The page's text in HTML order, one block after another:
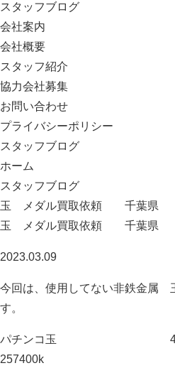
スタッフブログ
会社案内
会社概要
スタッフ紹介
協力会社募集
お問い合わせ
プライバシーポリシー
スタッフブログ
ホーム
スタッフブログ
玉 メダル買取依頼 千葉県
玉 メダル買取依頼 千葉県
2023.03.09
今回は、使用してない非鉄金属
す。
パチンコ玉
257400k